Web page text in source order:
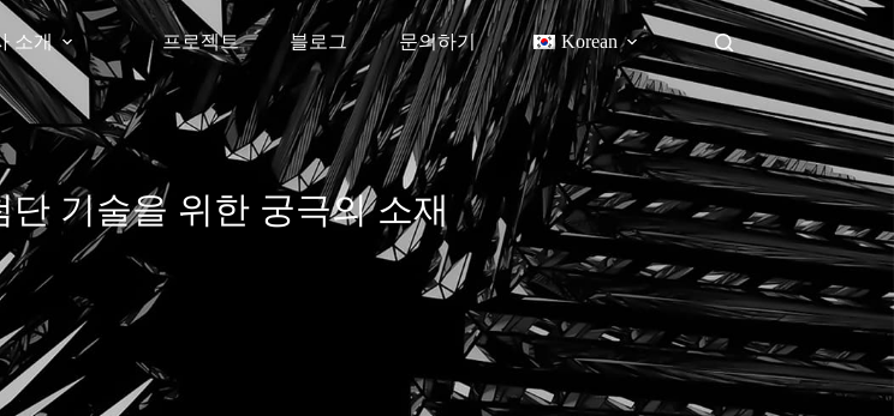
소개 프로젝트 블로그 문의하기 Korean
기술을 위한 궁극의 소재